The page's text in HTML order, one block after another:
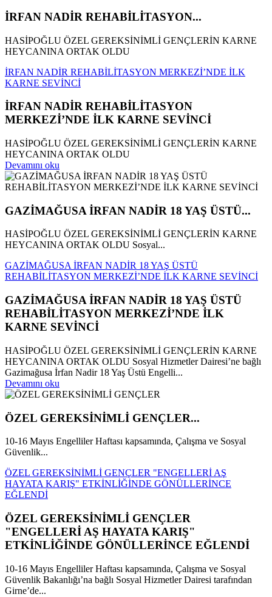
İRFAN NADİR REHABİLİTASYON...
HASİPOĞLU ÖZEL GEREKSİNİMLİ GENÇLERİN KARNE
HEYCANINA ORTAK OLDU
İRFAN NADİR REHABİLİTASYON MERKEZİ’NDE İLK
KARNE SEVİNCİ
İRFAN NADİR REHABİLİTASYON
MERKEZİ’NDE İLK KARNE SEVİNCİ
HASİPOĞLU ÖZEL GEREKSİNİMLİ GENÇLERİN KARNE
HEYCANINA ORTAK OLDU
Devamını oku
GAZİMAĞUSA İRFAN NADİR 18 YAŞ ÜSTÜ...
HASİPOĞLU ÖZEL GEREKSİNİMLİ GENÇLERİN KARNE
HEYCANINA ORTAK OLDU Sosyal...
GAZİMAĞUSA İRFAN NADİR 18 YAŞ ÜSTÜ
REHABİLİTASYON MERKEZİ’NDE İLK KARNE SEVİNCİ
GAZİMAĞUSA İRFAN NADİR 18 YAŞ ÜSTÜ
REHABİLİTASYON MERKEZİ’NDE İLK
KARNE SEVİNCİ
HASİPOĞLU ÖZEL GEREKSİNİMLİ GENÇLERİN KARNE
HEYCANINA ORTAK OLDU Sosyal Hizmetler Dairesi’ne bağlı
Gazimağusa İrfan Nadir 18 Yaş Üstü Engelli...
Devamını oku
ÖZEL GEREKSİNİMLİ GENÇLER...
10-16 Mayıs Engelliler Haftası kapsamında, Çalışma ve Sosyal
Güvenlik...
ÖZEL GEREKSİNİMLİ GENÇLER "ENGELLERİ AŞ
HAYATA KARIŞ" ETKİNLİĞİNDE GÖNÜLLERİNCE
EĞLENDİ
ÖZEL GEREKSİNİMLİ GENÇLER
"ENGELLERİ AŞ HAYATA KARIŞ"
ETKİNLİĞİNDE GÖNÜLLERİNCE EĞLENDİ
10-16 Mayıs Engelliler Haftası kapsamında, Çalışma ve Sosyal
Güvenlik Bakanlığı’na bağlı Sosyal Hizmetler Dairesi tarafından
Girne’de...